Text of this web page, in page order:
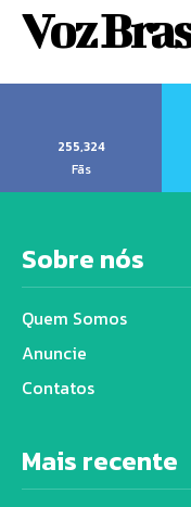
Voz
255,324
Fãs
Sobre nós
Quem Somos
Anuncie
Contatos
Mais recente